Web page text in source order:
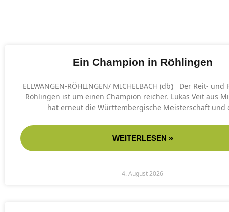
Ein Champion in Röhlingen
ELLWANGEN-RÖHLINGEN/ MICHELBACH (db) Der Reit- und
Röhlingen ist um einen Champion reicher. Lukas Veit aus
hat erneut die Württembergische Meisterschaft und
WEITERLESEN »
4. August 2026